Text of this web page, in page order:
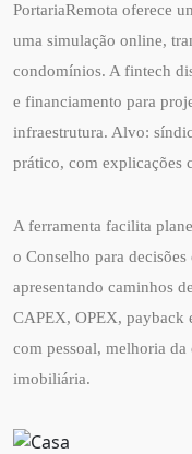
PortariaRemota oferece
uma simulação online,
condomínios. A fintech
e financiamento para
infraestrutura. Alvo:
prático, com explicações
A ferramenta facilita
o Conselho para decisões
apresentando caminhos
CAPEX, OPEX, payback
com pessoal, melhoria
imobiliária.